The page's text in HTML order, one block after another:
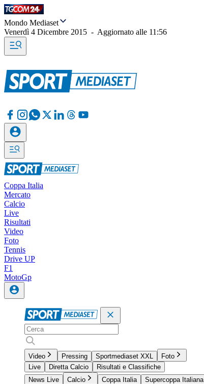
Mondo Mediaset
Venerdì 4 Dicembre 2015 - Aggiornato alle 11:56
Coppa Italia
Mercato
Calcio
Live
Risultati
Video
Foto
Tennis
Drive UP
F1
MotoGp
Video Pressing Sportmediaset XXL
Foto
Live
Diretta Calcio
Risultati e Classifiche
News Live
Calcio Coppa Italia Supercoppa Italiana